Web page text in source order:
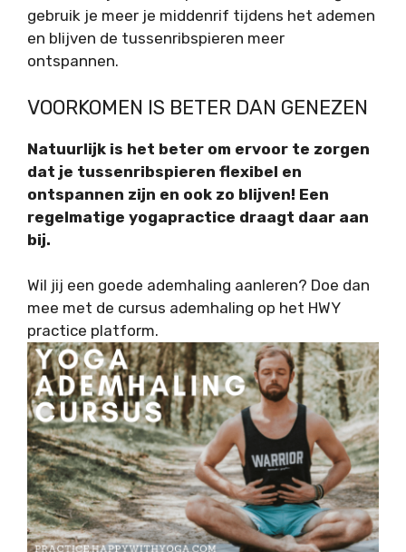
gebruik je meer je middenrif tijdens het ademen
en blijven de tussenribspieren meer
ontspannen.
VOORKOMEN IS BETER DAN GENEZEN
Natuurlijk is het beter om ervoor te zorgen
dat je tussenribspieren flexibel en
ontspannen zijn en ook zo blijven! Een
regelmatige yogapractice draagt daar aan
bij.
Wil jij een goede ademhaling aanleren? Doe dan
mee met de cursus ademhaling op het HWY
practice platform.